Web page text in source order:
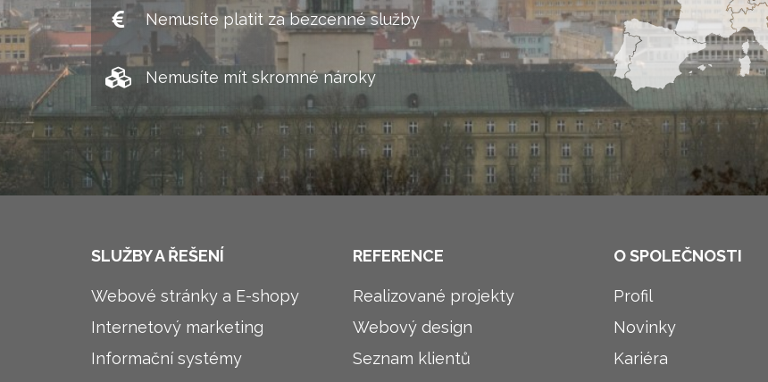
Nemusíte platit za bezcenné služby
Nemusíte mít skromné nároky
SLUŽBY A ŘEŠENÍ
Webové stránky a E-shopy
Internetový marketing
Informační systémy
REFERENCE
Realizované projekty
Webový design
Seznam klientů
O SPOLEČNOSTI
Profil
Novinky
Kariéra